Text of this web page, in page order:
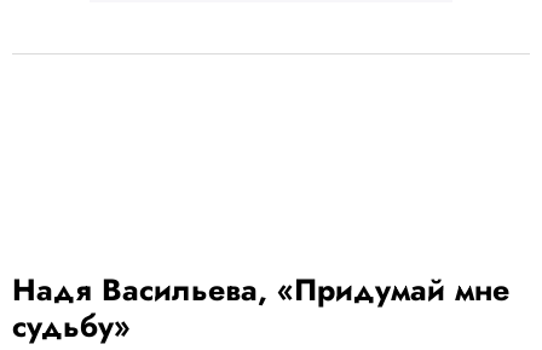
Надя Васильева, «Придумай мне
судьбу»